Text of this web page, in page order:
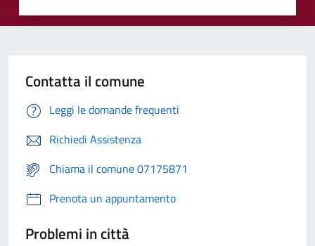
Contatta il comune
Leggi le domande frequenti
Richiedi Assistenza
Chiama il comune 07175871
Prenota un appuntamento
Problemi in città